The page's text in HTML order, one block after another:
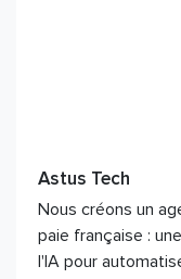
Astus Tech
Nous créons un
paie française :
l'IA pour